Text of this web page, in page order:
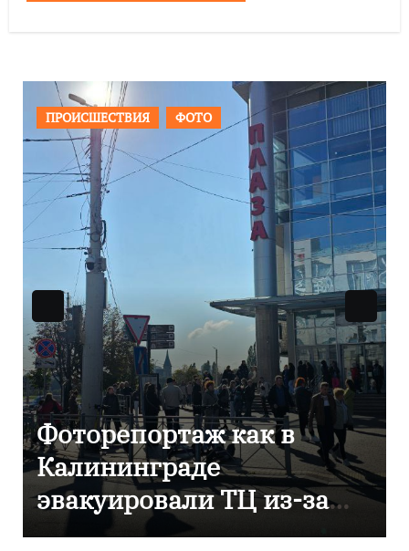
в
из-за
ОБЩЕСТВО ФОТО
В Калининграде
отметили 80-
компании
Янтарь»